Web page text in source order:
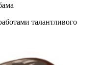
талантливого